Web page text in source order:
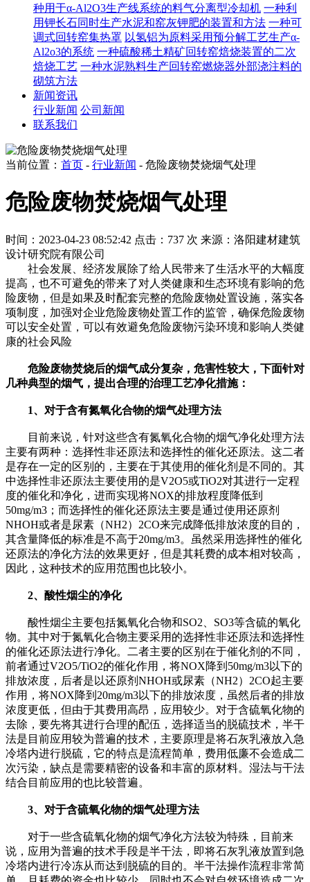
种用于α-Al2O3生产线系统的料气分离型冷却机 一种利
用钾长石同时生产水泥和窑灰钾肥的装置和方法 一种可
调式回转窑集热罩 以氢铝为原料采用预分解工艺生产α-
Al2o3的系统 一种硫酸稀土精矿回转窑焙烧装置的二次
焙烧工艺 一种水泥熟料生产回转窑燃烧器外部浇注料的
砌筑方法
新闻资讯
行业新闻 公司新闻
联系我们
当前位置： 首页 - 行业新闻 - 危险废物焚烧烟气处理
危险废物焚烧烟气处理
时间：2023-04-23 08:52:42 点击：737 次 来源：洛阳建材建筑
设计研究院有限公司
社会发展、经济发展除了给人民带来了生活水平的大幅度
提高，也不可避免的带来了对人类健康和生态环境有影响的危
险废物，但是如果及时配套完整的危险废物处置设施，落实各
项制度，加强对企业危险废物处置工作的监管，确保危险废物
可以安全处置，可以有效避免危险废物污染环境和影响人类健
康的社会风险
危险废物焚烧后的烟气成分复杂，危害性较大，下面针对
几种典型的烟气，提出合理的治理工艺净化措施：
1、对于含有氮氧化合物的烟气处理方法
目前来说，针对这些含有氮氧化合物的烟气净化处理方法
主要有两种：选择性非还原法和选择性的催化还原法。这二者
是存在一定的区别的，主要在于其使用的催化剂是不同的。其
中选择性非还原法主要使用的是V2O5或TiO2对其进行一定程
度的催化和净化，进而实现将NOX的排放程度降低到
50mg/m3；而选择性的催化还原法主要是通过使用还原剂
NHOH或者是尿素（NH2）2CO来完成降低排放浓度的目的，
其含量降低的标准是不高于20mg/m3。虽然采用选择性的催化
还原法的净化方法的效果更好，但是其耗费的成本相对较高，
因此，这种技术的应用范围也比较小。
2、酸性烟尘的净化
酸性烟尘主要包括氮氧化合物和SO2、SO3等含硫的氧化
物。其中对于氮氧化合物主要采用的选择性非还原法和选择性
的催化还原法进行净化。二者主要的区别在于催化剂的不同，
前者通过V2O5/TiO2的催化作用，将NOX降到50mg/m3以下的
排放浓度，后者是以还原剂NHOH或尿素（NH2）2CO起主要
作用，将NOX降到20mg/m3以下的排放浓度，虽然后者的排放
浓度更低，但由于其费用高昂，应用较少。对于含硫氧化物的
去除，要先将其进行合理的配伍，选择适当的脱硫技术，半干
法是目前应用较为普遍的技术，主要原理是将石灰乳液放入急
冷塔内进行脱硫，它的特点是流程简单，费用低廉不会造成二
次污染，缺点是需要精密的设备和丰富的原材料。湿法与干法
结合目前应用的也比较普遍。
3、对于含硫氧化物的烟气处理方法
对于一些含硫氧化物的烟气净化方法较为特殊，目前来
说，应用为普遍的技术手段是半干法，即将石灰乳液放置到急
冷塔内进行冷冻从而达到脱硫的目的。半干法操作流程非常简